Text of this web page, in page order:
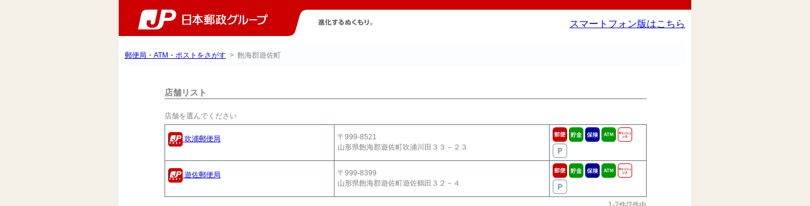
スマートフォン版はこちら
郵便局・ATM・ポストをさがす > 飽海郡遊佐町
店舗リスト
店舗を選んでください
吹浦郵便局
〒999-8521
山形県飽海郡遊佐町吹浦川田３３－２３
遊佐郵便局
〒999-8399
山形県飽海郡遊佐町遊佐鶴田３２－４